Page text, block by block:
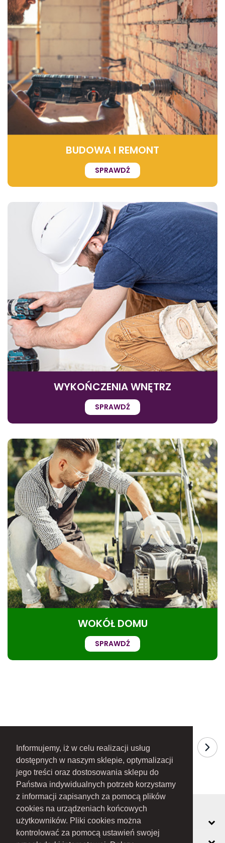
Informujemy, iż w celu realizacji usług
dostępnych w naszym sklepie, optymalizacji
jego treści oraz dostosowania sklepu do
Państwa indywidualnych potrzeb korzystamy
z informacji zapisanych za pomocą plików
cookies na urządzeniach końcowych
użytkowników. Pliki cookies można
kontrolować za pomocą ustawień swojej
BUDOWA I REMONT
SPRAWDŹ
WYKOŃCZENIA WNĘTRZ
SPRAWDŹ
WOKÓŁ DOMU
SPRAWDŹ
MOJE KONTO
INFORMACJE